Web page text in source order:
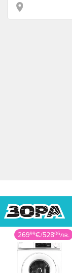
26999€/52806лв.